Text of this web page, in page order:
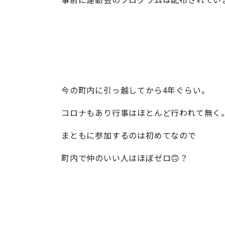
今の町内に引っ越してから4年ぐらい。
コロナもあり行事はほとんど行われて無く
まともに参加するのは初めてなので
町内で仲のいい人はほぼゼロ🙃？